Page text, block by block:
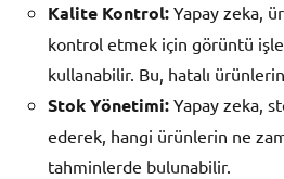
Kalite Kontrol: Yapay zeka,
kontrol etmek için görüntü
kullanabilir. Bu, hatalı
Stok Yönetimi: Yapay zeka,
ederek, hangi ürünlerin ne
tahminlerde bulunabilir.